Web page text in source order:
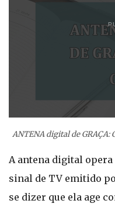
ANTENA digital de
A antena digital
sinal de TV emitido
se dizer que ela age